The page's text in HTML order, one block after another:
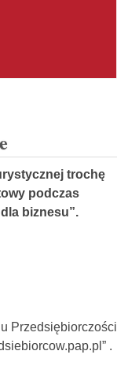
trochę
podczas
biznesu”.
Przedsiębiorczości
.